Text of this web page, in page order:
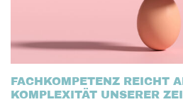
FACHKOMPETENZ REICHT
KOMPLEXITÄT UNSERER